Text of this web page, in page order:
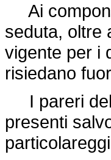
Ai
seduta, oltre
vigente per i
risiedano
I pareri
presenti